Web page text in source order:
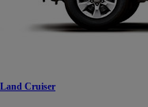
Land Cruiser